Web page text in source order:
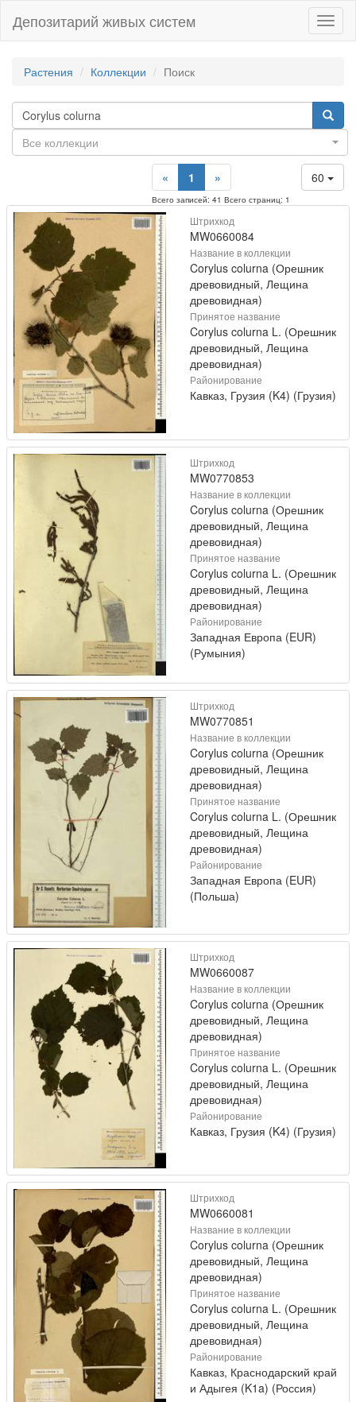
Депозитарий живых систем
Растения Коллекции Поиск
Все коллекции
60
« 1 »
Всего записей: 41 Всего страниц: 1
Штрихкод
MW0660084
Название в коллекции
Corylus colurna (Орешник
древовидный, Лещина
древовидная)
Принятое название
Corylus colurna L. (Орешник
древовидный, Лещина
древовидная)
Районирование
Кавказ, Грузия (K4) (Грузия)
Штрихкод
MW0770853
Название в коллекции
Corylus colurna (Орешник
древовидный, Лещина
древовидная)
Принятое название
Corylus colurna L. (Орешник
древовидный, Лещина
древовидная)
Районирование
Западная Европа (EUR)
(Румыния)
Штрихкод
MW0770851
Название в коллекции
Corylus colurna (Орешник
древовидный, Лещина
древовидная)
Принятое название
Corylus colurna L. (Орешник
древовидный, Лещина
древовидная)
Районирование
Западная Европа (EUR)
(Польша)
Штрихкод
MW0660087
Название в коллекции
Corylus colurna (Орешник
древовидный, Лещина
древовидная)
Принятое название
Corylus colurna L. (Орешник
древовидный, Лещина
древовидная)
Районирование
Кавказ, Грузия (K4) (Грузия)
Штрихкод
MW0660081
Название в коллекции
Corylus colurna (Орешник
древовидный, Лещина
древовидная)
Принятое название
Corylus colurna L. (Орешник
древовидный, Лещина
древовидная)
Районирование
Кавказ, Краснодарский край
и Адыгея (K1a) (Россия)